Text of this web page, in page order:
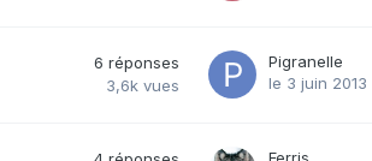
6 réponses
3,6k vues
Pigranelle
le 3 juin 2013
Ferris